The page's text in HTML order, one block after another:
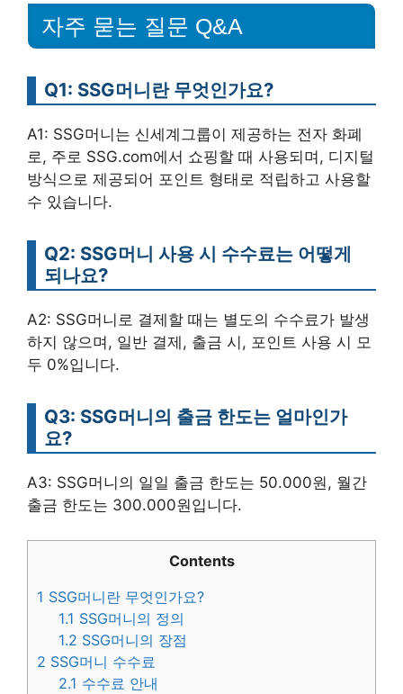
자주 묻는 질문 Q&A
Q1: SSG머니란 무엇인가요?
A1: SSG머니는 신세계그룹이 제공하는 전자 화폐
로, 주로 SSG.com에서 쇼핑할 때 사용되며, 디지털
방식으로 제공되어 포인트 형태로 적립하고 사용할
수 있습니다.
Q2: SSG머니 사용 시 수수료는 어떻게
되나요?
A2: SSG머니로 결제할 때는 별도의 수수료가 발생
하지 않으며, 일반 결제, 출금 시, 포인트 사용 시 모
두 0%입니다.
Q3: SSG머니의 출금 한도는 얼마인가
요?
A3: SSG머니의 일일 출금 한도는 50.000원, 월간
출금 한도는 300.000원입니다.
Contents
1 SSG머니란 무엇인가요?
1.1 SSG머니의 정의
1.2 SSG머니의 장점
2 SSG머니 수수료
2.1 수수료 안내